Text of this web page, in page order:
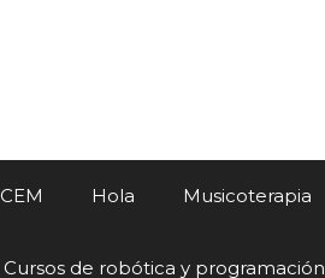
CEM Hola Musicoterapia
Cursos de robótica y programación